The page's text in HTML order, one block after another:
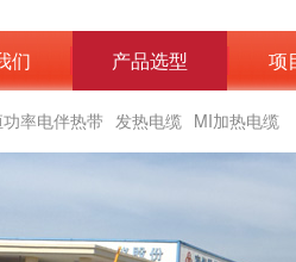
们 产品选型 项
率电伴热带 发热电缆 MI加热电缆